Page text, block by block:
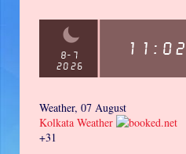
Weather, 07 August
Kolkata Weather
+31